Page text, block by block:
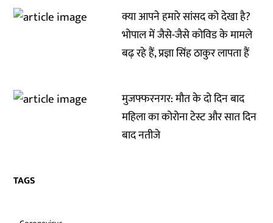
क्या आपने हमारे सांसद को देखा है?
भोपाल में जैसे-जैसे कोविड के मामले
बढ़ रहे हैं, प्रज्ञा सिंह ठाकुर लापता हैं
मुजफ्फरनगर: मौत के दो दिन बाद
महिला का कोरोना टेस्ट और सात दिन
बाद नतीजे
TAGS